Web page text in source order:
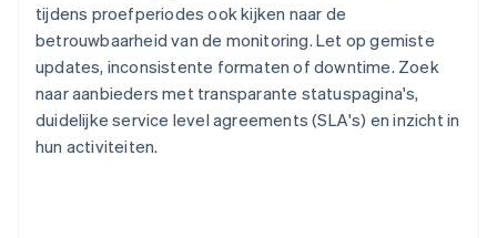
tijdens proefperiodes ook kijken naar de
betrouwbaarheid van de monitoring. Let op gemiste
updates, inconsistente formaten of downtime. Zoek
naar aanbieders met transparante statuspagina's,
duidelijke service level agreements (SLA's) en inzicht in
hun activiteiten.